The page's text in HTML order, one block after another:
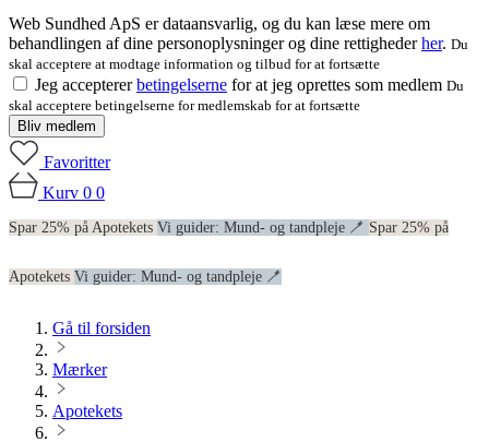
Web Sundhed ApS er dataansvarlig, og du kan læse mere om
behandlingen af dine personoplysninger og dine rettighederher. Du
skal acceptere at modtage information og tilbud for at fortsætte
Jeg acceptererbetingelserne for at jeg oprettes som medlem Du
skal acceptere betingelserne for medlemskab for at fortsætte
Bliv medlem
Favoritter
Kurv 0 0
Spar 25% på Apotekets Vi guider: Mund- og tandpleje 🪥 Spar 25% på
Apotekets Vi guider: Mund- og tandpleje 🪥
Gå til forsiden
Mærker
Apotekets